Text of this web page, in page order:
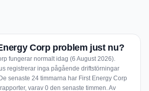
Corp problem just nu?
fungerar normalt idag (6 August 2026).
registrerar inga pågående driftstörningar
senaste 24 timmarna har First Energy Corp
varav 0 den senaste timmen. Av